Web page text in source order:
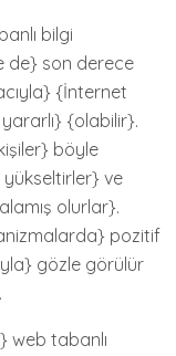
bilgi
de} son derece
{İnternet
{olabilir}.
böyle
yükseltirler} ve
olurlar}.
pozitif
gözle görülür
web tabanlı